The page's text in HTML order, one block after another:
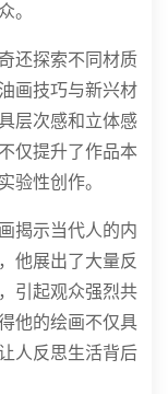
。
还探索不同材质
画技巧与新兴材
层次感和立体感
仅提升了作品本
验性创作。
揭示当代人的内
他展出了大量反
引起观众强烈共
他的绘画不仅具
人反思生活背后